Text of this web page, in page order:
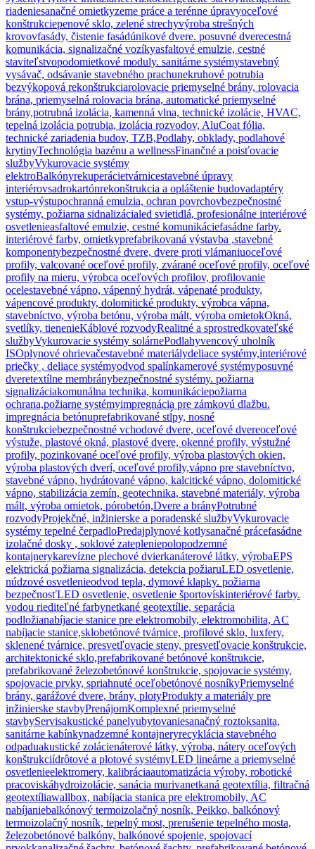
riadeniesanačné omietkyzeme práce a terénne úpravyoceľové
konštrukciepenové sklo, zelené strechyvýroba strešných
krovovfasády, čistenie fasádúnikové dvere. posuvné dverecestná
komunikácia, signalizačné vozíkyasfaltové emulzie, cestné
staviteľstvopodomietkové moduly. sanitárne systémystavebný
vysávač, odsávanie stavebného prachunekruhové potrubia
bezvýkopová rekonštrukciarolovacie priemyselné brány, rolovacia
brána, priemyselná rolovacia brána, automatické priemyselné
brány,potrubná izolácia, kamenná vlna, technické izolácie, HVAC,
tepelná izolácia potrubia, izolácia rozvodov, AluCoat fólia,
technické zariadenia budov, TZB,Podlahy, obklady, podlahové
krytinyTechnológia bazénu a wellnessFinančné a poisťovacie
službyVykurovacie systémy
elektroBalkónyrekuperácietvárnicestavebné úpravy
interiérovsadrokartónrekonštrukcia a opláštenie budovadaptéry
vstup-výstupochranná emulzia, ochran povrchovbezpečnostné
systémy, požiarna sidnalizácialed svietidlá, profesionálne interiérové
osvetlenieasfaltové emulzie, cestné komunikáciefasádne farby.
interiérové farby, omietkyprefabrikovaná výstavba ,stavebné
komponentybezpečnostné dvere, dvere proti vlámaniuoceľové
profily, valcované oceľové profily, zvárané oceľové profily, oceľové
profily na mieru, výrobca oceľových profilov, profilovanie
ocelestavebné vápno, vápenný hydrát, vápenaté produkty,
vápencové produkty, dolomitické produkty, výrobca vápna,
stavebníctvo, výroba betónu, výroba mált, výroba omietokOkná,
svetlíky, tienenieKáblové rozvodyRealitné a sprostredkovateľské
službyVykurovacie systémy solárnePodlahyvencový uholník
ISOplynové ohrievačestavebné materiálydeliace systémy,interiérové
priečky , deliace systémyodvod spalínkamerové systémyposuvné
dveretextílne membránybezpečnostné systémy. požiarna
signalizáciakomunálna technika, komunikáciepožiarna
ochrana,požiarne systémyimpregnácia pre zámkovú dlažbu.
impregnácia betónuprefabrikované stĺpy, nosné
konštrukciebezpečnostné vchodové dvere, oceľové dvereoceľové
výstuže, plastové okná, plastové dvere, okenné profily, výstužné
profily, pozinkované oceľové profily, výroba plastových okien,
výroba plastových dverí, oceľové profily,vápno pre stavebníctvo,
stavebné vápno, hydrátované vápno, kalcitické vápno, dolomitické
vápno, stabilizácia zemín, geotechnika, stavebné materiály, výroba
mált, výroba omietok, pórobetón,Dvere a brányPotrubné
rozvodyProjekčné, inžinierske a poradenské službyVykurovacie
systémy tepelné čerpadloPredajplynové kotlysanačné prácefasádne
izolačné dosky , soklové zatepleniepolopodzemné
kontajnerykarevízne plechové dvierkanáterové látky, výrobaEPS
elektrická požiarna signalizácia, detekcia požiaruLED osvetlenie,
núdzové osvetlenieodvod tepla, dymové klapky. požiarna
bezpečnosťLED osvetlenie, osvetlenie športovískinteriérové farby.
vodou riediteľné farbynetkané geotextílie, separácia
podložianabíjacie stanice pre elektromobily, elektromobilita, AC
nabíjacie stanice,sklobetónové tvárnice, profilové sklo, luxfery,
sklenené tvárnice, presvetľovacie steny, presvetľovacie konštrukcie,
architektonické sklo,prefabrikované betónové konštrukcie,
prefabrikované železobetónové konštrukcie, spojovacie systémy,
spojovacie prvky, spriahnuté oceľobetónové nosníkyPriemyselné
brány, garážové dvere, brány, plotyProdukty a materiály pre
inžinierske stavbyPrenájomKomplexné priemyselné
stavbyServisakustické panelyubytovaniesanačný roztoksanita,
sanitárne kabínkynadzemné kontajneryrecyklácia stavebného
odpaduakustické zolácienáterové látky, výroba, nátery oceľových
konštrukciídrôtové a plotové systémyLED lineárne a priemyselné
osvetlenieelektromery, kalibráciaautomatizácia výroby, robotické
pracoviskáhydroizolácie, sanácia murivanetkaná geotextília, filtračná
geotextíliawallbox, nabíjacia stanica pre elektromobily, AC
nabíjaniebalkónový termoizolačný nosník, Peikko, balkónový
termoizolačný nosník, tepelný most, prerušenie tepelného mosta,
železobetónové balkóny, balkónové spojenie, spojovací